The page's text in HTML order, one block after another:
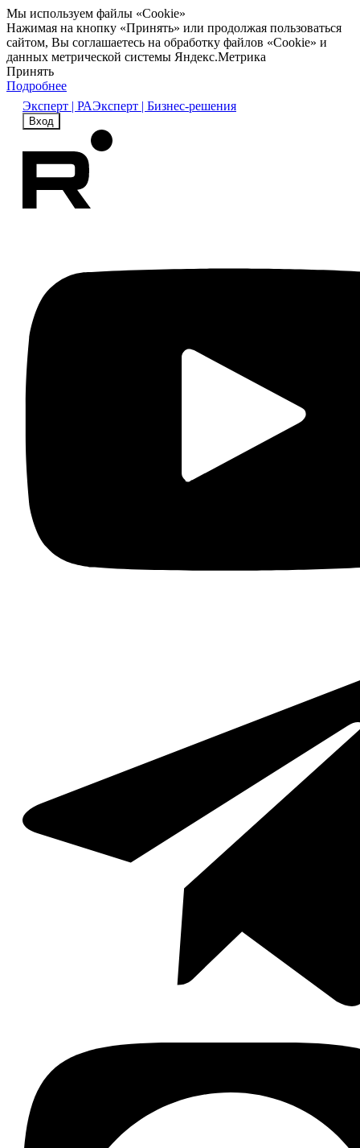
Мы используем файлы «Cookie»
Нажимая на кнопку «Принять» или продолжая пользоваться
сайтом, Вы соглашаетесь на обработку файлов «Cookie» и
данных метрической системы Яндекс.Метрика
Принять
Подробнее
Эксперт | РАЭксперт | Бизнес-решения
Вход